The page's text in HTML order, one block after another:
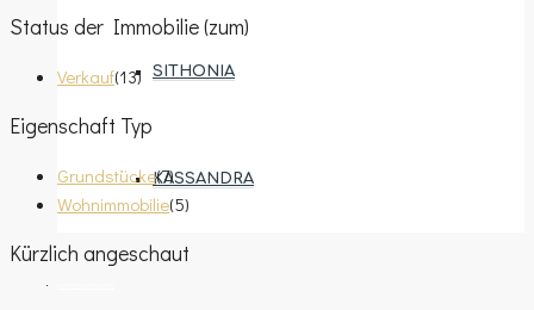
SITHONIA
KASSANDRA
Status der Immobilie (zum)
Verkauf(13)
Eigenschaft Typ
Grundstücke(7)
Wohnimmobilie(5)
Kürzlich angeschaut